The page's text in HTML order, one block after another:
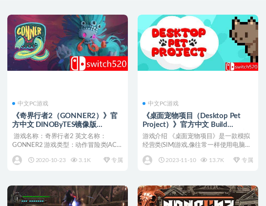
中文PC游戏
《奇界行者2（GONNER2）》官
方中文 DINOByTES镜像版
[CN/TW/EN/JP]
游戏名称：奇界行者2 英文名称：
GONNER2 游戏类型：动作冒险类(ACT)
2020-10-23
3.1K 专属
中文PC游戏
《桌面宠物项目（Desktop Pet
Project）》官方中文 Build
12629150 P2P硬盘版[中文/英文/
日语]
游戏介绍 《桌面宠物项目》是一款模拟
经营类(SIM)游戏,像往常一样使用电脑，
2023-11-10
13.7K 专属